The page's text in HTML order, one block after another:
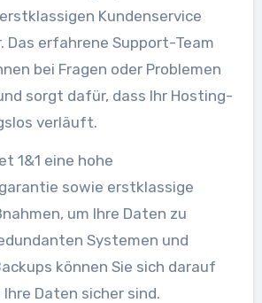
Kundenservice
Das erfahrene Support-Team
bei Fragen oder Problemen
sorgt dafür, dass Ihr Hosting-
verläuft.
1&1 eine hohe
sowie erstklassige
um Ihre Daten zu
Systemen und
können Sie sich darauf
Daten sicher sind.